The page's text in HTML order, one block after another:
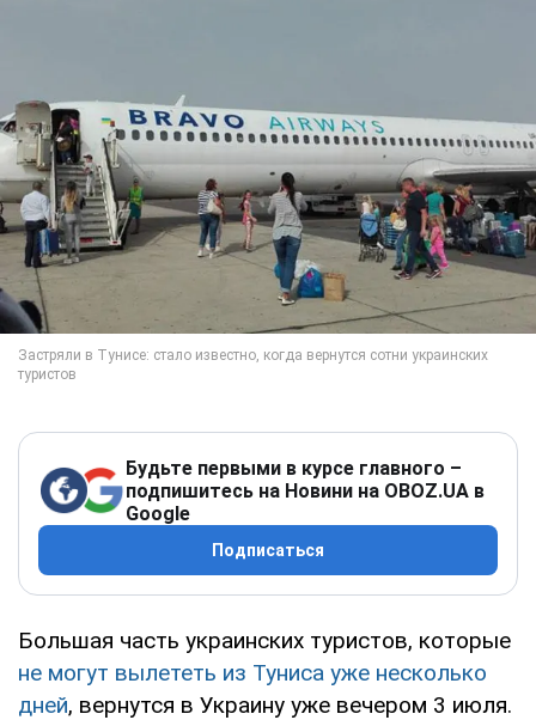
Будьте первыми в курсе главного –
подпишитесь на Новини на OBOZ.UA в
Google
Подписаться
Большая часть украинских туристов, которые
не могут вылететь из Туниса уже несколько
дней, вернутся в Украину уже вечером 3 июля.